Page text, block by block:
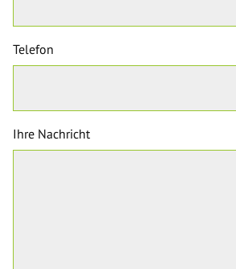
Telefon
Ihre Nachricht